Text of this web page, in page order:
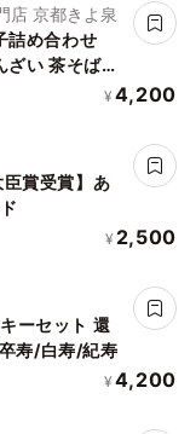
店 京都きよ泉
詰め合わせ
ざい 茶そば）
み 送料無料 お
¥ 4,200
臣賞受賞】あ
¥ 2,500
ーセット 還
寿/白寿/紀寿
¥ 4,200